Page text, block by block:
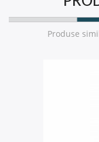
Produse